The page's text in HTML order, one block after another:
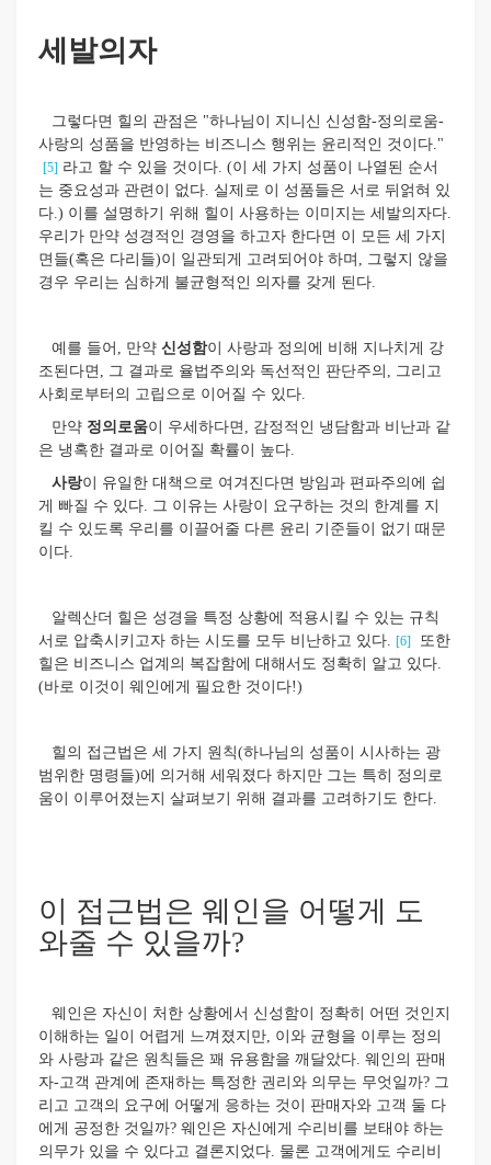
세발의자
그렇다면 힐의 관점은 "하나님이 지니신 신성함-정의로움-
사랑의 성품을 반영하는 비즈니스 행위는 윤리적인 것이다."
[5] 라고 할 수 있을 것이다. (이 세 가지 성품이 나열된 순서
는 중요성과 관련이 없다. 실제로 이 성품들은 서로 뒤얽혀 있
다.) 이를 설명하기 위해 힐이 사용하는 이미지는 세발의자다.
우리가 만약 성경적인 경영을 하고자 한다면 이 모든 세 가지
면들(혹은 다리들)이 일관되게 고려되어야 하며, 그렇지 않을
경우 우리는 심하게 불균형적인 의자를 갖게 된다.
예를 들어, 만약 신성함이 사랑과 정의에 비해 지나치게 강
조된다면, 그 결과로 율법주의와 독선적인 판단주의, 그리고
사회로부터의 고립으로 이어질 수 있다.
만약 정의로움이 우세하다면, 감정적인 냉담함과 비난과 같
은 냉혹한 결과로 이어질 확률이 높다.
사랑이 유일한 대책으로 여겨진다면 방임과 편파주의에 쉽
게 빠질 수 있다. 그 이유는 사랑이 요구하는 것의 한계를 지
킬 수 있도록 우리를 이끌어줄 다른 윤리 기준들이 없기 때문
이다.
알렉산더 힐은 성경을 특정 상황에 적용시킬 수 있는 규칙
서로 압축시키고자 하는 시도를 모두 비난하고 있다. [6]
또한
힐은 비즈니스 업계의 복잡함에 대해서도 정확히 알고 있다.
(바로 이것이 웨인에게 필요한 것이다!)
힐의 접근법은 세 가지 원칙(하나님의 성품이 시사하는 광
범위한 명령들)에 의거해 세워졌다 하지만 그는 특히 정의로
움이 이루어졌는지 살펴보기 위해 결과를 고려하기도 한다.
이 접근법은 웨인을 어떻게 도
와줄 수 있을까?
웨인은 자신이 처한 상황에서 신성함이 정확히 어떤 것인지
이해하는 일이 어렵게 느껴졌지만, 이와 균형을 이루는 정의
와 사랑과 같은 원칙들은 꽤 유용함을 깨달았다. 웨인의 판매
자-고객 관계에 존재하는 특정한 권리와 의무는 무엇일까? 그
리고 고객의 요구에 어떻게 응하는 것이 판매자와 고객 둘 다
에게 공정한 것일까? 웨인은 자신에게 수리비를 보태야 하는
의무가 있을 수 있다고 결론지었다. 물론 고객에게도 수리비